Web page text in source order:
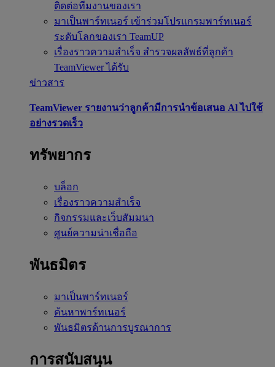
ติดต่อทีมงานของเรา
มาเป็นพาร์ทเนอร์ เข้าร่วมโปรแกรมพาร์ทเนอร์
ระดับโลกของเรา TeamUP
เรื่องราวความสำเร็จ สำรวจผลลัพธ์ที่ลูกค้า
TeamViewer ได้รับ
ข่าวสาร
TeamViewer รายงานว่าลูกค้ามีการนำข้อเสนอ Al ไปใช้
อย่างรวดเร็ว
ทรัพยากร
บล็อก
เรื่องราวความสำเร็จ
กิจกรรมและเว็บสัมมนา
ศูนย์ความน่าเชื่อถือ
พันธมิตร
มาเป็นพาร์ทเนอร์
ค้นหาพาร์ทเนอร์
พันธมิตรด้านการบูรณาการ
การสนับสนุน